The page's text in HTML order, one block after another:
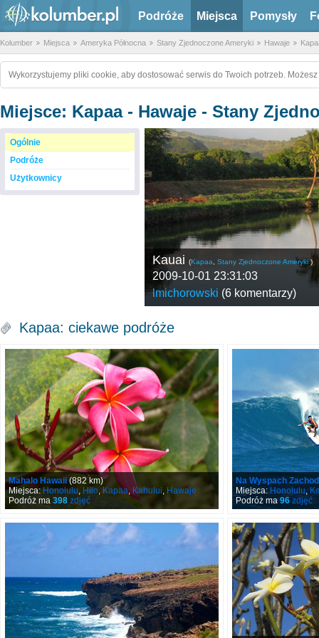
Podróże Miejsca Pomysły
Kolumber Miejsca Ameryka Północna Stany Zjednoczone Ameryki Hawaje
Wykorzystujemy pliki cookie, aby dostosować serwis do Twoich potrzeb.
Miejsce: Kapaa - Hawaje - Stany
Ogólnie
Podróże
Użytkownicy
Kauai (Kapaa Stany Zjednoczone Ameryki)
2009-10-01 23:31:03
lmichorowski (6 komentarzy)
Kapaa: ciekawe podróże
Mahalo Hawaii (882 km)
Miejsca:Honolulu, Hilo, Kapaa, Kahului, Hawaje
Podróż ma 398 zdjęć
Na Wyspach
Miejsca: Honolulu,
Podróż ma 96 zdjęć